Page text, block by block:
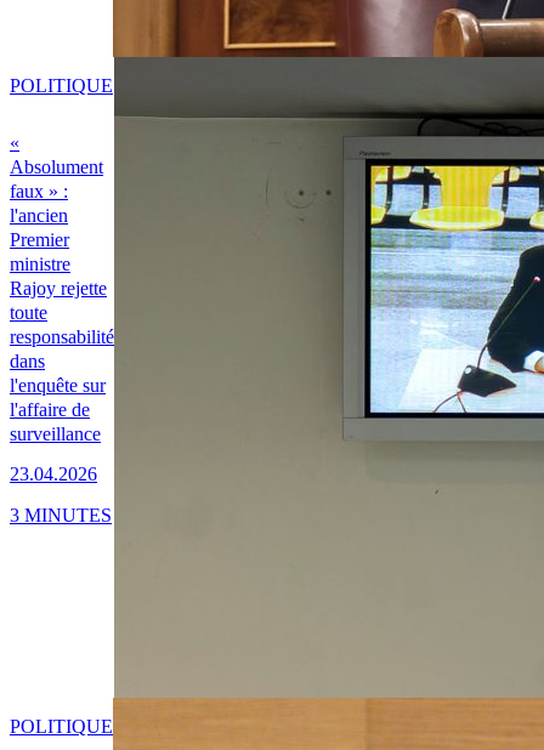
«
Absolument
faux » :
l'ancien
Premier
ministre
Rajoy rejette
toute
responsabilité
dans
l'enquête sur
l'affaire de
surveillance
23.04.2026
POLITIQUE
3 MINUTES
POLITIQUE